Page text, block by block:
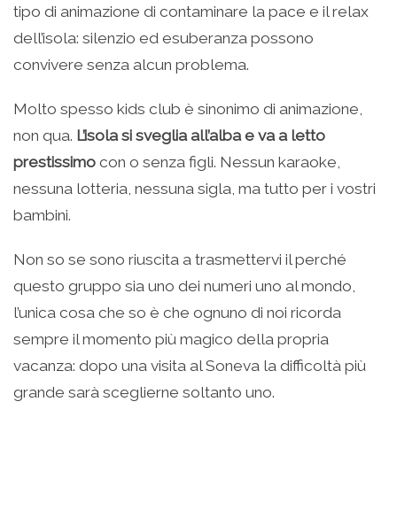
tipo di animazione di contaminare la pace e il relax
dell’isola: silenzio ed esuberanza possono
convivere senza alcun problema.
Molto spesso kids club è sinonimo di animazione,
non qua. L’isola si sveglia all’alba e va a letto
prestissimo con o senza figli. Nessun karaoke,
nessuna lotteria, nessuna sigla, ma tutto per i vostri
bambini.
Non so se sono riuscita a trasmettervi il perché
questo gruppo sia uno dei numeri uno al mondo,
l’unica cosa che so è che ognuno di noi ricorda
sempre il momento più magico della propria
vacanza: dopo una visita al Soneva la difficoltà più
grande sarà sceglierne soltanto uno.